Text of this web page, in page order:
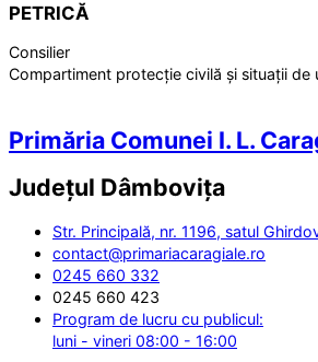
PETRICĂ
Consilier
Compartiment protecție civilă și situații de
Primăria Comunei I. L.
Județul Dâmbovița
Str. Principală, nr. 1196, satul
contact@primariacaragiale.ro
0245 660 332
0245 660 423
Program de lucru cu publicul:
luni - vineri 08:00 - 16:00